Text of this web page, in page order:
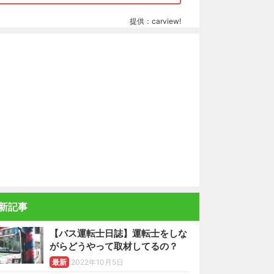
提供：carview!
記事
【バス運転士日誌】運転士をしな
がらどうやって取材してるの？
最新 2022年10月5日